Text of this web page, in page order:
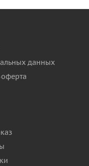
данных